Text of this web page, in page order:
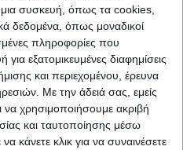
συσκευή, όπως τα cookies,
δεδομένα, όπως μοναδικοί
πληροφορίες που
εξατομικευμένες διαφημίσεις
και περιεχομένου, έρευνα
Με την άδειά σας, εμείς
να χρησιμοποιήσουμε ακριβή
και ταυτοποίησης μέσω
κλικ για να συναινέσετε